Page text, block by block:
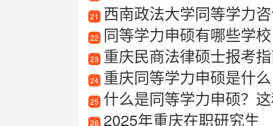
21 西南政法大学同等学力
22 同等学力申硕有哪些学校
23 重庆民商法律硕士报考
24 重庆同等学力申硕是什么
25 什么是同等学力申硕？
26 2025年重庆在职研究生